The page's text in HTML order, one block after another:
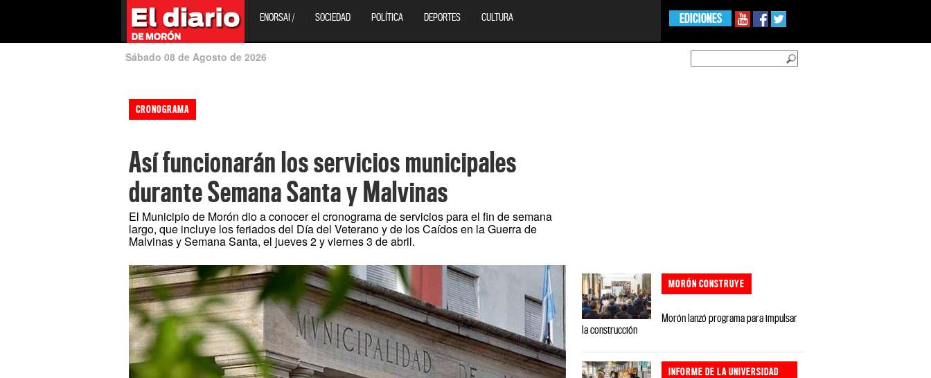
ENORSAI / SOCIEDAD POLÍTICA DEPORTES CULTURA EDICIONES
Sábado 08 de Agosto de 2026
CRONOGRAMA
Así funcionarán los servicios municipales
durante Semana Santa y Malvinas
El Municipio de Morón dio a conocer el cronograma de servicios para el fin de semana
largo, que incluye los feriados del Día del Veterano y de los Caídos en la Guerra de
Malvinas y Semana Santa, el jueves 2 y viernes 3 de abril.
MORÓN CONSTRUYE
Morón lanzó programa para impulsar
la construcción
INFORME DE LA UNIVERSIDAD